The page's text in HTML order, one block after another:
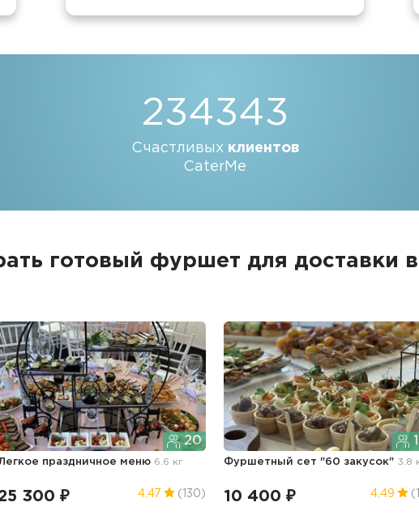
234343
Счастливых клиентов
CaterMe
готовый фуршет для доставки
20
праздничное меню 6.6 кг
300 ₽ 4.47 (130)
Фуршетный сет "60 закусок" 3.8
10 400 ₽ 4.49